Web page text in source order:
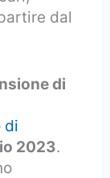
dal
di
di
2023.